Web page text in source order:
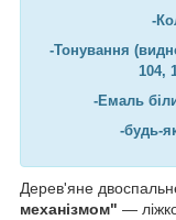
-
-Тонування
104,
-Емаль
-будь-
Дерев'яне
механізмом" —